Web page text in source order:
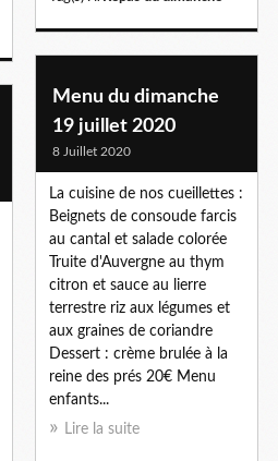
Menu du dimanche
19 juillet 2020
8 Juillet 2020
La cuisine de nos cueillettes :
Beignets de consoude farcis
au cantal et salade colorée
Truite d'Auvergne au thym
citron et sauce au lierre
terrestre riz aux légumes et
aux graines de coriandre
Dessert : crème brulée à la
reine des prés 20€ Menu
enfants...
Lire la suite